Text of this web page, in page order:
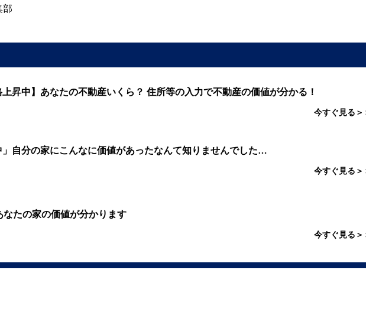
部
上昇中】あなたの不動産いくら？ 住所等の入力で不動産の価値が分かる！
今すぐ見る＞
」自分の家にこんなに価値があったなんて知りませんでした…
今すぐ見る＞
なたの家の価値が分かります
今すぐ見る＞